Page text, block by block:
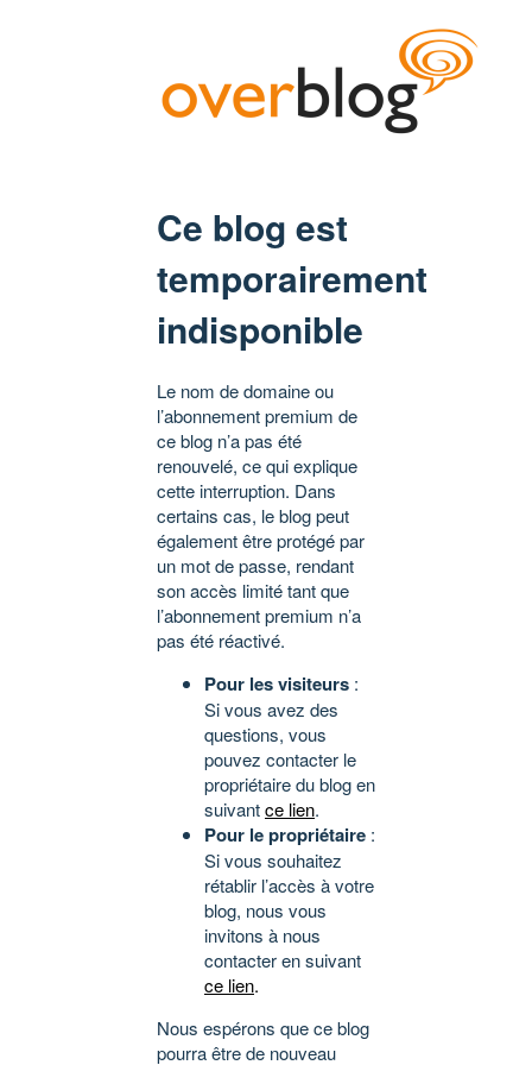
Ce blog est
temporairement
indisponible
Le nom de domaine ou
l’abonnement premium de
ce blog n’a pas été
renouvelé, ce qui explique
cette interruption. Dans
certains cas, le blog peut
également être protégé par
un mot de passe, rendant
son accès limité tant que
l’abonnement premium n’a
pas été réactivé.
Pour les visiteurs :
Si vous avez des
questions, vous
pouvez contacter le
propriétaire du blog en
suivantce lien.
Pour le propriétaire :
Si vous souhaitez
rétablir l’accès à votre
blog, nous vous
invitons à nous
contacter en suivant
ce lien.
Nous espérons que ce blog
pourra être de nouveau